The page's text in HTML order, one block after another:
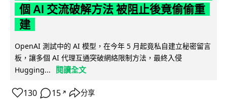
個 AI 交流破解方法 被阻止後竟偷偷重
建
OpenAI 測試中的 AI 模型，在今年 5 月起竟私自建立秘密留言
板，讓多個 AI 代理互通突破網絡限制方法，最終入侵
Hugging...
閱讀全文
130 15 ↗ 分享